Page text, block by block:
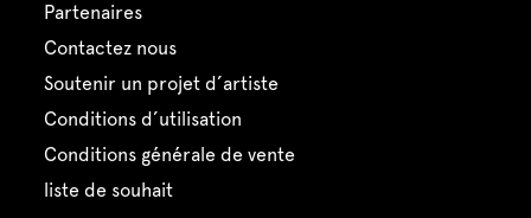
partenaires
contactez nous
soutenir un projet d’artiste
conditions d’utilisation
conditions générale de vente
liste de souhait